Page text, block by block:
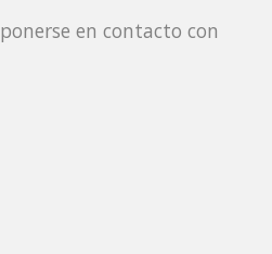
en contacto con